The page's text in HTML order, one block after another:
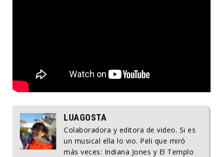
LUAGOSTA
Colaboradora y editora de video. Si es
un musical ella lo vio. Peli que miró
más veces: Indiana Jones y El Templo